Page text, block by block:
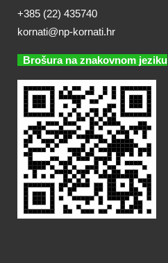
+385 (22) 435740
kornati@np-kornati.hr
Brošura na znakovnom jeziku